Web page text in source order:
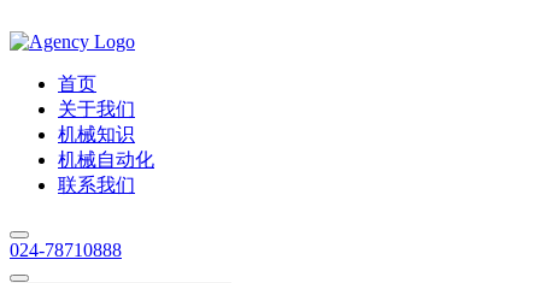
首页
关于我们
机械知识
机械自动化
联系我们
024-78710888